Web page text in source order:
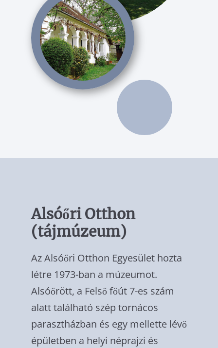
Alsóőri Otthon
(tájmúzeum)
Az Alsóőri Otthon Egyesület hozta
létre 1973-ban a múzeumot.
Alsóőrött, a Felső főút 7-es szám
alatt található szép tornácos
parasztházban és egy mellette lévő
épület­ben a helyi néprajzi és